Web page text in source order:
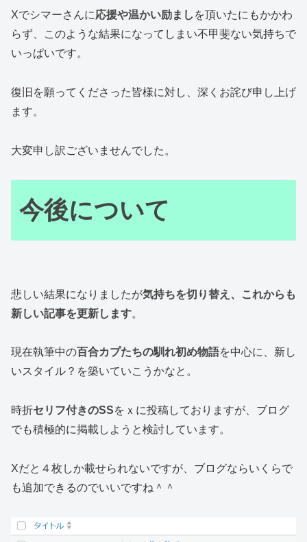
Xでシマーさんに応援や温かい励まし を頂いたにもかかわ
らず、このような結果になってしまい不甲斐ない気持ちで
いっぱいです。
復旧を願ってくださった皆様に対し、深くお詫び申し上げ
ます。
大変申し訳ございませんでした。
今後について
悲しい結果になりましたが気持ちを切り替え、これからも
新しい記事を更新します。
現在執筆中の百合カプたちの馴れ初め物語を中心に、新し
いスタイル？を築いていこうかなと。
時折セリフ付きのSSをｘに投稿しておりますが、ブログ
でも積極的に掲載しようと検討しています。
Xだと４枚しか載せられないですが、ブログならいくらで
も追加できるのでいいですね＾＾